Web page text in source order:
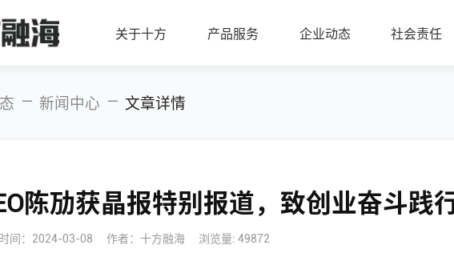
关于十方 产品服务 企业动态 社会责任
— 新闻中心 — 文章详情
陈劢获晶报特别报道，致创业奋斗践
间： 2024-03-08 作者：十方融海 浏览量: 49872